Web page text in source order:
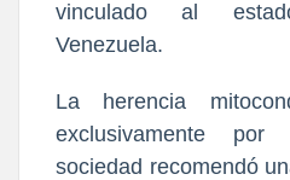
vinculado al
Venezuela.
La herencia
exclusivamente
sociedad recomendó